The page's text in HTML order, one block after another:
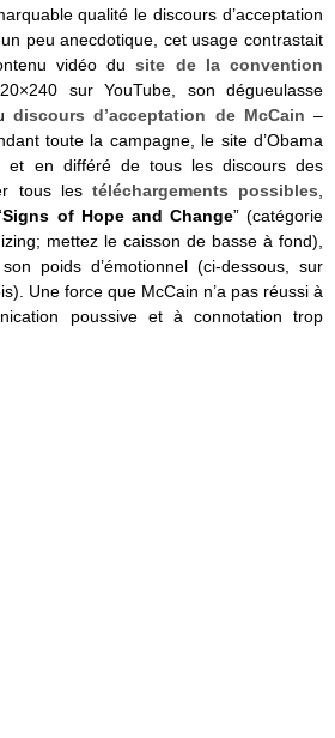
qualité le discours d’acceptation
un peu anecdotique, cet usage contrastait
vidéo dusite de la convention
sur YouTube, son dégueulasse
discours d’acceptation de McCain –
toute la campagne, le site d’Obama
et en différé de tous les discours des
tous les téléchargements possibles
Signs of Hope and Change” (catégorie
mettez le caisson de basse à fond),
poids d’émotionnel (ci-dessous, sur
Une force que McCain n’a pas réussi à
poussive et à connotation trop